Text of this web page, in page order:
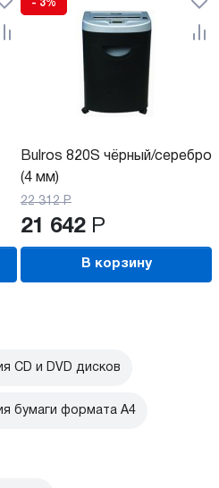
- 3%
Bulros 820S чёрный/серебро
(4 мм)
22 312 Р
21 642 Р
В корзину
CD и DVD дисков
бумаги формата А4